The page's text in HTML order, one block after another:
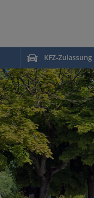
KFZ-Zulassung